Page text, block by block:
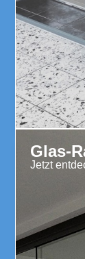
Glas-
Jetzt